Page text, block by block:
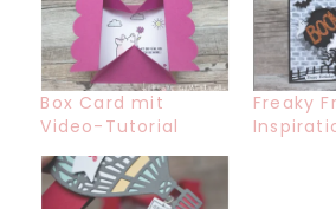
Box Card mit
Video-Tutorial
Freaky